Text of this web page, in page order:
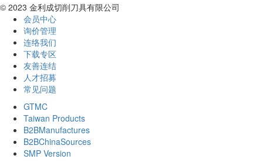
© 2023 金利成切削刀具有限公司
会员中心
询价管理
连络我们
下载专区
友善连结
人才招募
常见问题
GTMC
Taiwan Products
B2BManufactures
B2BChinaSources
SMP Version